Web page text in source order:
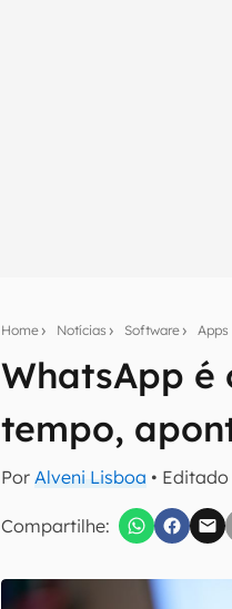
Home Notícias Software Apps
WhatsApp é
tempo,
PorAlveni Lisboa •
Compartilhe:
Seu resumo
Assine a newsletter